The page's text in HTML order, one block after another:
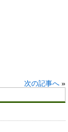
次の記事へ »